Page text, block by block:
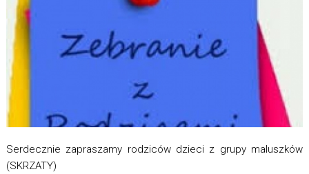
Serdecznie zapraszamy rodziców dzieci z grupy maluszków
(SKRZATY)